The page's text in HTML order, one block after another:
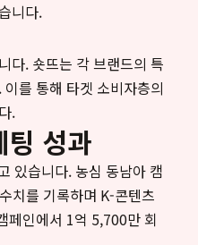
니다.
다. 숏뜨는 각 브랜드의 특
를 통해 타겟 소비자층의
.
팅 성과
있습니다. 농심 동남아 캠
치를 기록하며 K-콘텐츠
페인에서 1억 5,700만 회